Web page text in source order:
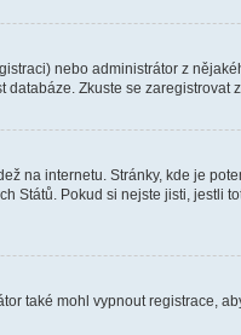
nebo administrátor z
Zkuste se zaregistrovat
na internetu. Stránky, kde je
Států. Pokud si nejste jisti, jestli
také mohl vypnout registrace,